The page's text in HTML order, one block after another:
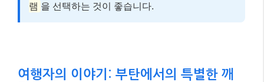
램 을 선택하는 것이 좋습니다.
여행자의 이야기: 부탄에서의 특별한 깨